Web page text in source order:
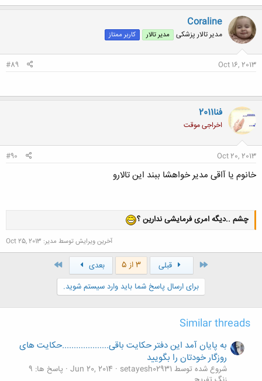
Coraline
مدیر تالار پزشکی مدیر تالار کاربر ممتاز
Oct 16, 2013
#89
فنا2011
اخراجی موقت
Oct 20, 2013
#90
خانوم یا آاقی مدیر خواهشا ببند این تالارو
چشم ..دیگه امری فرمایشی ندارین ؟
آخرین ویرایش توسط مدیر: Oct 25, 2013
اول قبلی 3 از 5 بعدی
برای ارسال پاسخ شما باید وارد سیستم شوید.
Similar threads
به پایان آمد این دفتر حکایت باقی....................حکایت های
روزگار خودتان را بگویید
شروع شده توسط setayesh02931 Jun 20, 2014 پاسخ ها: 9